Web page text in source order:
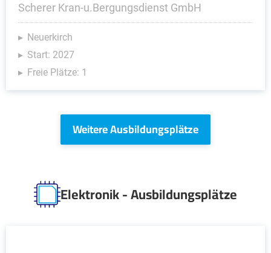
Scherer Kran-u.Bergungsdienst GmbH
Neuerkirch
Start: 2027
Freie Plätze: 1
Weitere Ausbildungsplätze
Elektronik - Ausbildungsplätze